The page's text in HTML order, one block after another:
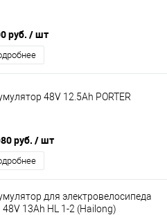
руб. / шт
48V 12.5Ah PORTER
руб. / шт
для электровелосипеда
48V 13Ah HL 1-2 (Hailong)